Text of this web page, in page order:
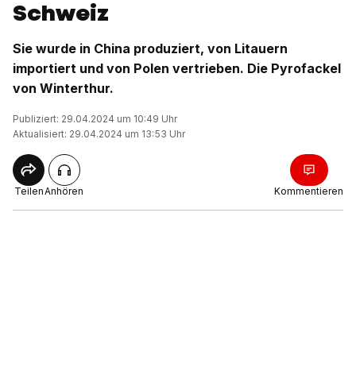
Schweiz
Sie wurde in China produziert, von Litauern
importiert und von Polen vertrieben. Die Pyrofackel
von Winterthur.
Publiziert: 29.04.2024 um 10:49 Uhr
Aktualisiert: 29.04.2024 um 13:53 Uhr
TeilenAnhören Kommentieren